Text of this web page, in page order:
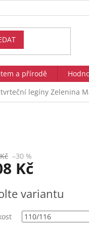
a přírodě
legíny Zelenina
–30 %
Kč
variantu